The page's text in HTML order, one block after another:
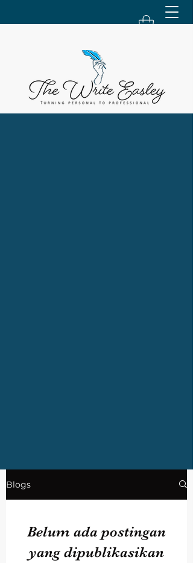
Blogs
Belum ada postingan
yang dipublikasikan